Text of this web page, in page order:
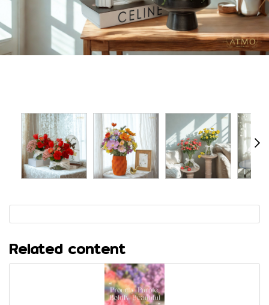
Related content